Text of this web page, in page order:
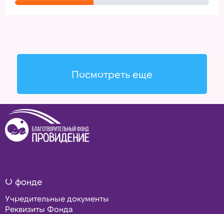
Посмотреть еще
О фонде
Учредительные документы
Реквизиты Фонда